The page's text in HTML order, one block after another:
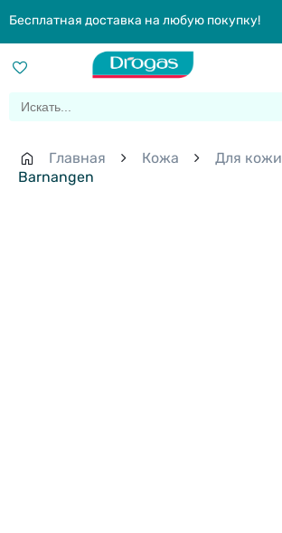
Бесплатная доставка на любую покупку!
Главная Кожа
Для кожи
Barnangen